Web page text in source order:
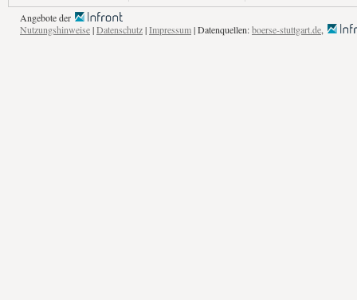
Angebote der
Nutzungshinweise|Datenschutz|Impressum| Datenquellen:boerse-stuttgart.de,